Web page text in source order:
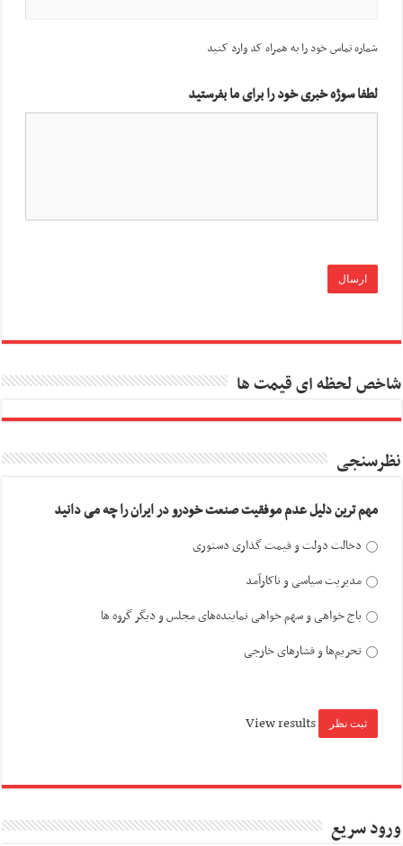
شماره تماس خود را به همراه کد وارد کنید
لطفا سوژه خبری خود را برای ما بفرستید
شاخص لحظه ای قیمت ها
نظرسنجی
مهم ترین دلیل عدم موفقیت صنعت خودرو در ایران را چه می دانید
دخالت دولت و قیمت گذاری دستوری
مدیریت سیاسی و ناکارآمد
باج خواهی و سهم خواهی نماینده‌های مجلس و دیگر گروه ها
تحریم‌ها و فشارهای خارجی
View results
ورود سریع